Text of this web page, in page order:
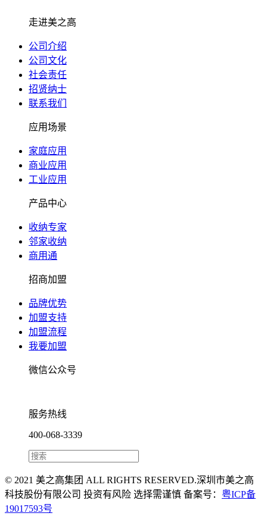
走进美之高
公司介绍
公司文化
社会责任
招贤纳士
联系我们
应用场景
家庭应用
商业应用
工业应用
产品中心
收纳专家
邻家收纳
商用通
招商加盟
品牌优势
加盟支持
加盟流程
我要加盟
微信公众号
服务热线
400-068-3339
© 2021 美之高集团 ALL RIGHTS RESERVED.深圳市美之高
科技股份有限公司 投资有风险 选择需谨慎 备案号： 粤ICP备
19017593号